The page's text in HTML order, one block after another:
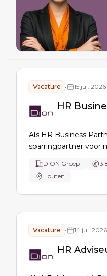
Vacature • 15 jul. 2026
HR
Als HR Business
sparringpartner voor
ontwikkel en bewaak
analyseer je HR-data,
DION Groep
Houten
Vacature • 14 jul. 2026
HR